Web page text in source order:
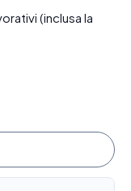
(inclusa la